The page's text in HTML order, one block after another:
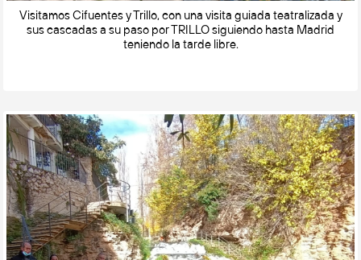
Visitamos Cifuentes y Trillo, con una visita guiada teatralizada y
sus cascadas a su paso por TRILLO siguiendo hasta Madrid
teniendo la tarde libre.